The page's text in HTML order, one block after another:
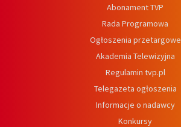
Abonament TVP
Rada Programowa
Ogłoszenia przetargowe
Akademia Telewizyjna
Regulamin tvp.pl
Telegazeta ogłoszenia
Informacje o nadawcy
Konkursy